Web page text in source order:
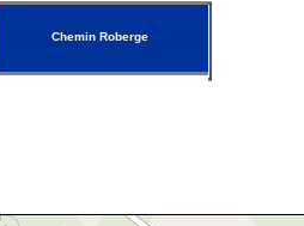
Chemin Roberge